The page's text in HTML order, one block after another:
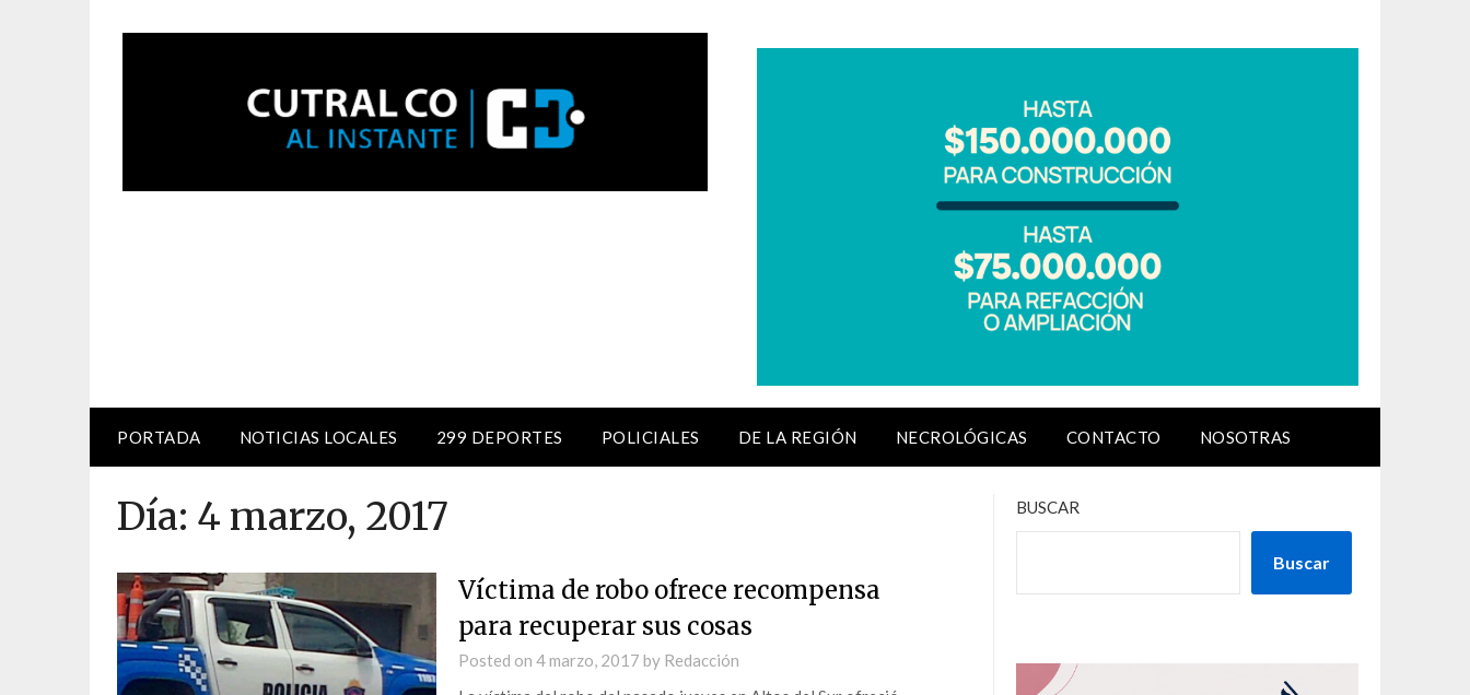
PORTADA NOTICIAS LOCALES 299 DEPORTES POLICIALES DE LA REGIÓN NECROLÓGICAS CONTACTO NOSOTRAS
Día: 4 marzo, 2017
Víctima de robo ofrece recompensa
para recuperar sus cosas
Posted on 4 marzo, 2017 by Redacción
BUSCAR
Buscar